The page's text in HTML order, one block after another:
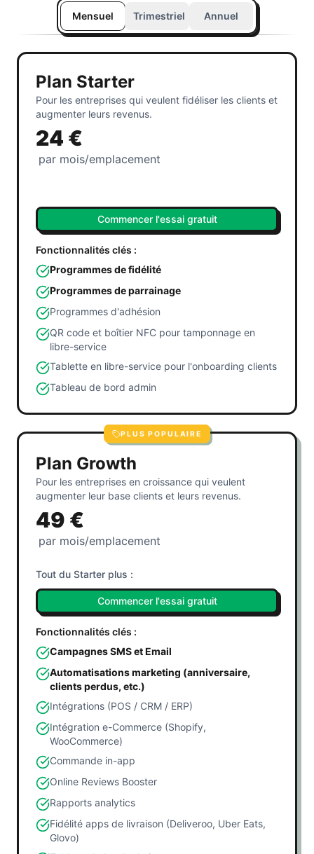
Mensuel Trimestriel Annuel
Plan Starter
Pour les entreprises qui veulent fidéliser les clients et
augmenter leurs revenus.
24 €
par mois/emplacement
Commencer l'essai gratuit
Fonctionnalités clés :
Programmes de fidélité
Programmes de parrainage
Programmes d'adhésion
QR code et boîtier NFC pour tamponnage en
libre-service
Tablette en libre-service pour l'onboarding clients
Tableau de bord admin
PLUS POPULAIRE
Plan Growth
Pour les entreprises en croissance qui veulent
augmenter leur base clients et leurs revenus.
49 €
par mois/emplacement
Tout du Starter plus :
Commencer l'essai gratuit
Fonctionnalités clés :
Campagnes SMS et Email
Automatisations marketing (anniversaire,
clients perdus, etc.)
Intégrations (POS / CRM / ERP)
Intégration e-Commerce (Shopify,
WooCommerce)
Commande in-app
Online Reviews Booster
Rapports analytics
Fidélité apps de livraison (Deliveroo, Uber Eats,
Glovo)